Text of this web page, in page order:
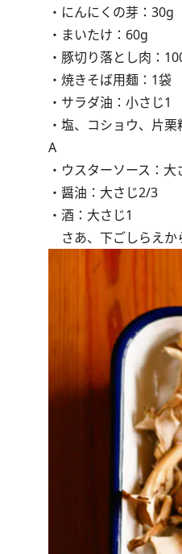
・にんにくの芽：30g
・まいたけ：60g
・豚切り落とし肉：
・焼きそば用麺：1袋
・サラダ油：小さじ1
・塩、コショウ、片栗
A
・ウスターソース：大
・醤油：大さじ2/3
・酒：大さじ1
さあ、下ごしらえか